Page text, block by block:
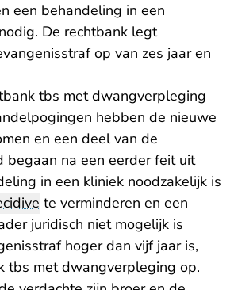
een behandeling in een
De rechtbank legt
op van zes jaar en
tbs met dwangverpleging
hebben de nieuwe
en een deel van de
begaan na een eerder feit uit
in een kliniek noodzakelijk is
te verminderen en een
juridisch niet mogelijk is
hoger dan vijf jaar is,
tbs met dwangverpleging op.